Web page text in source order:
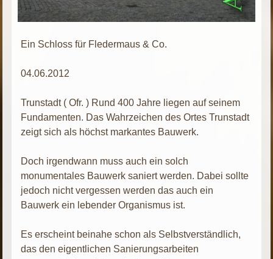
Ein Schloss für Fledermaus & Co.
04.06.2012
Trunstadt ( Ofr. ) Rund 400 Jahre liegen auf seinem
Fundamenten. Das Wahrzeichen des Ortes Trunstadt
zeigt sich als höchst markantes Bauwerk.
Doch irgendwann muss auch ein solch
monumentales Bauwerk saniert werden. Dabei sollte
jedoch nicht vergessen werden das auch ein
Bauwerk ein lebender Organismus ist.
Es erscheint beinahe schon als Selbstverständlich,
das den eigentlichen Sanierungsarbeiten